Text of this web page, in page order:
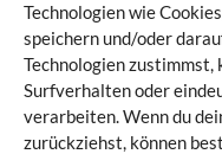
Technologien wie
speichern und/oder
Technologien zustimmst,
Surfverhalten oder
verarbeiten. Wenn du
zurückziehst, können